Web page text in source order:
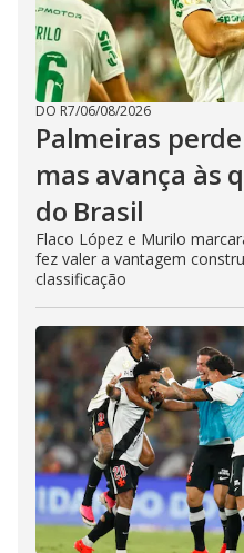
DO R7/06/08/2026
Palmeiras
mas avança às
do Brasil
Flaco López e Murilo
fez valer a vantagem
classificação